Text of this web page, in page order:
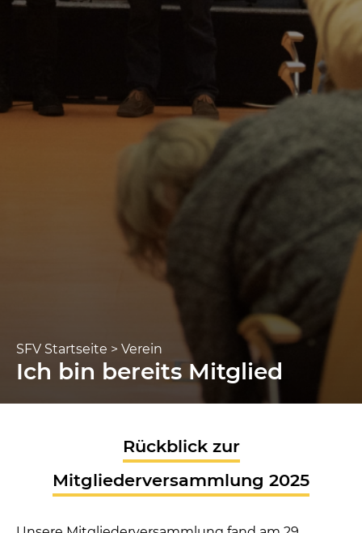
SFV Startseite > Verein
Ich bin bereits Mitglied
Rückblick zur
Mitgliederversammlung 2025